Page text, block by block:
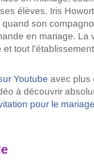
élèves, Iris
son
en mariage. La
tout
Youtube avec plus
à découvrir
pour le